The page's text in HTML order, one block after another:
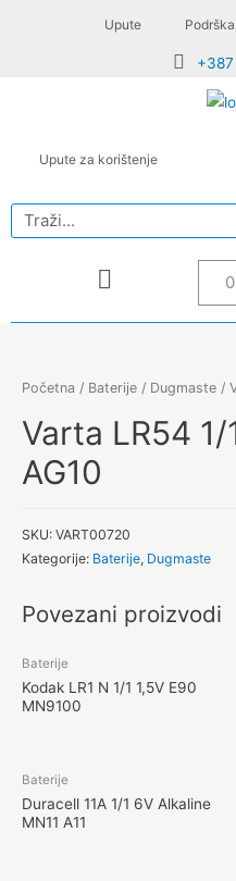
Upute Podrška
Upute za korištenje
Početna / Baterije / Dugmaste /
Varta LR54 1/
AG10
SKU: VART00720
Kategorije: Baterije, Dugmaste
Povezani proizvodi
Baterije
Kodak LR1 N 1/1 1,5V E90
MN9100
Baterije
Duracell 11A 1/1 6V Alkaline
MN11 A11